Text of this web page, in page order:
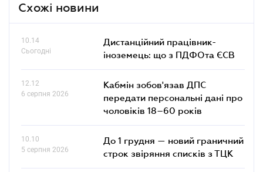
Схожі новини
10.14
Сьогодні
Дистанційний працівник-
іноземець: що з ПДФОта ЄСВ
12.12
6 серпня 2026
Кабмін зобов'язав ДПС
передати персональні дані про
чоловіків 18–60 років
10.10
5 серпня 2026
До 1 грудня — новий граничний
строк звіряння списків з ТЦК